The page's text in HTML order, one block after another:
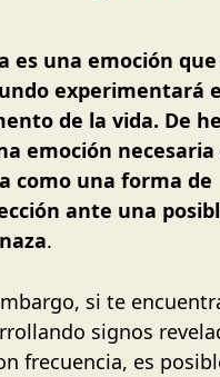
es una emoción
experimentará
de la vida. De
emoción
como una forma de
ante una
.
si te
signos
frecuencia, es